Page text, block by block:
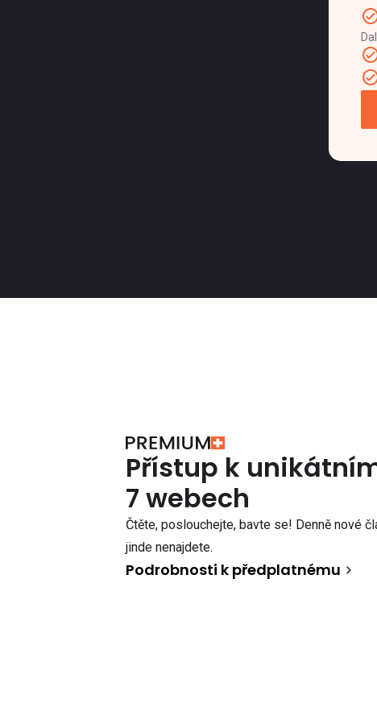
Přístup k
7 webech
Čtěte, poslouchejte, bavte se! Denně nové
jinde nenajdete.
Podrobnosti k předplatnému